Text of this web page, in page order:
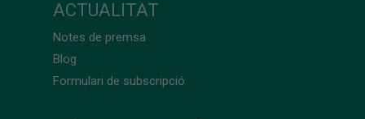
ACTUALITAT
Notes de premsa
Blog
Formulari de subscripció